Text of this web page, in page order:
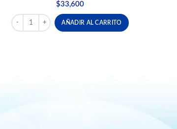
$33,600
HERSHEYS CHOCOLATINA BLANCA PAQUETE X6
AÑADIR AL CARRITO